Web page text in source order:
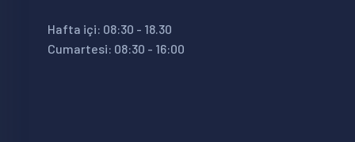
Hafta içi: 08:30 - 18.30
Cumartesi: 08:30 - 16:00